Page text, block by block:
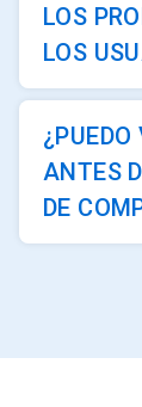
LOS
LOS
¿PUEDO
ANTES
DE